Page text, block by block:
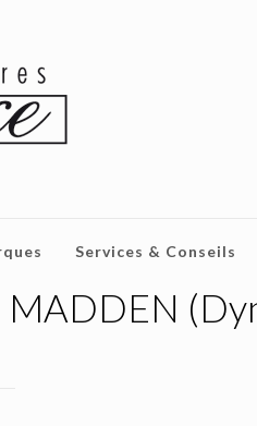
Services & Conseils
MADDEN